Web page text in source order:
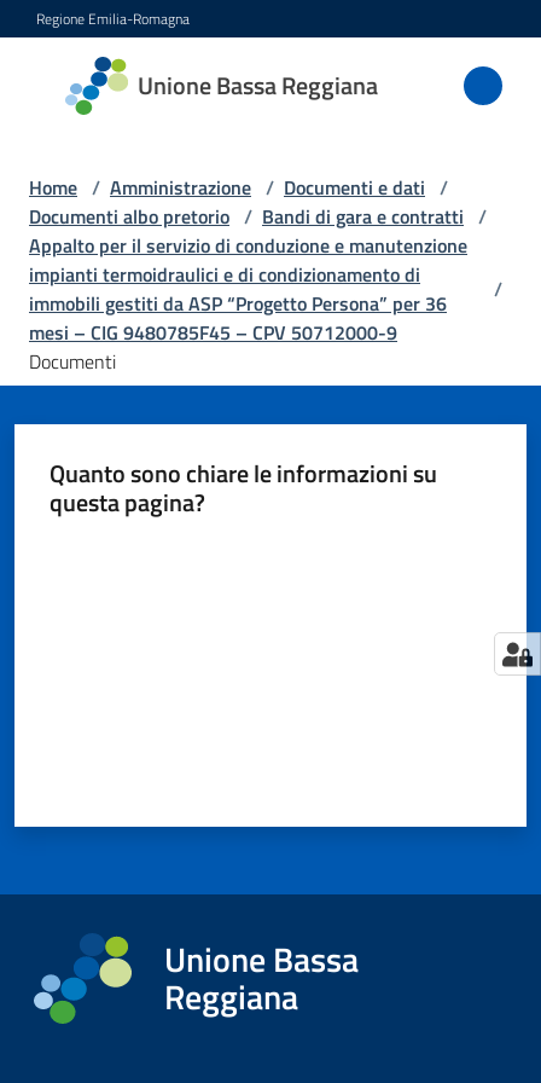
Vai al contenuto
Vai alla navigazione
Vai al footer
Regione Emilia-Romagna
Unione Bassa Reggiana
Unione
Bassa
Amministrazione
Menu selezionato
Novità
Servizi
l'Unione
su
Home / Amministrazione / Documenti e dati /
Documenti albo pretorio / Bandi di gara e contratti /
Appalto per il servizio di conduzione e manutenzione
impianti termoidraulici e di condizionamento di
immobili gestiti da ASP “Progetto Persona” per 36
mesi – CIG 9480785F45 – CPV 50712000-9
/
Documenti
Quanto sono chiare le informazioni su
questa pagina?
Unione Bassa
Reggiana